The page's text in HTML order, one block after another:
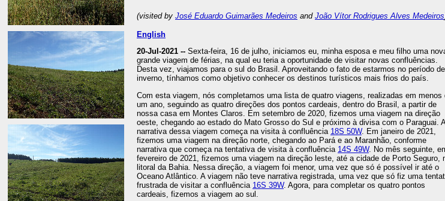
(visited by José Eduardo Guimarães Medeiros and João Vítor Rodrigues Alves Medeiros
English
20-Jul-2021 -- Sexta-feira, 16 de julho, iniciamos eu, minha esposa e meu filho uma
grande viagem de férias, na qual eu teria a oportunidade de visitar novas confluências.
Desta vez, viajamos para o sul do Brasil. Aproveitando o fato de estarmos no período de
inverno, tínhamos como objetivo conhecer os destinos turísticos mais frios do país.
Com esta viagem, nós completamos uma lista de quatro viagens, realizadas em menos
um ano, seguindo as quatro direções dos pontos cardeais, dentro do Brasil, a partir de
nossa casa em Montes Claros. Em setembro de 2020, fizemos uma viagem na direção
oeste, chegando ao estado do Mato Grosso do Sul e próximo à divisa com o Paraguai. A
narrativa dessa viagem começa na visita à confluência 18S 50W. Em janeiro de 2021,
fizemos uma viagem na direção norte, chegando ao Pará e ao Maranhão, conforme
narrativa que começa na tentativa de visita à confluência 14S 49W. No mês seguinte,
fevereiro de 2021, fizemos uma viagem na direção leste, até a cidade de Porto Seguro,
litoral da Bahia. Nessa direção, a viagem foi menor, uma vez que só é possível ir até o
Oceano Atlântico. A viagem não teve narrativa registrada, uma vez que só fiz uma
frustrada de visitar a confluência 16S 39W. Agora, para completar os quatro pontos
cardeais, fizemos a viagem ao sul.